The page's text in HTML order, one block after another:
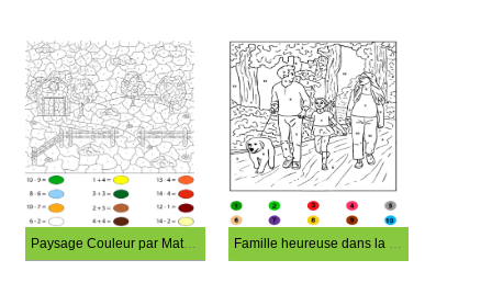
Paysage Couleur par Mathématiques Famille heureuse dans la forêt Coloriage Magique